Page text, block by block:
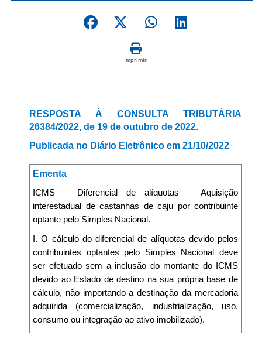
Imprimir
RESPOSTA À CONSULTA TRIBUTÁRIA
26384/2022, de 19 de outubro de 2022.
Publicada no Diário Eletrônico em 21/10/2022
Ementa
ICMS – Diferencial de alíquotas – Aquisição
interestadual de castanhas de caju por contribuinte
optante pelo Simples Nacional.
I. O cálculo do diferencial de alíquotas devido pelos
contribuintes optantes pelo Simples Nacional deve
ser efetuado sem a inclusão do montante do ICMS
devido ao Estado de destino na sua própria base de
cálculo, não importando a destinação da mercadoria
adquirida (comercialização, industrialização, uso,
consumo ou integração ao ativo imobilizado).